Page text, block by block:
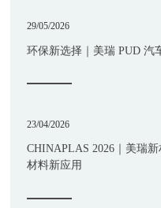
29/05/2026
环保新选择｜美瑞 PUD 汽
23/04/2026
CHINAPLAS 2026｜美瑞
材料新应用